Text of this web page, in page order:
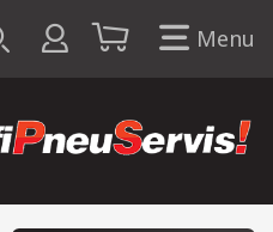
Menu